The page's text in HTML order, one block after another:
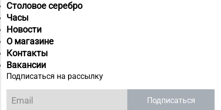
Столовое серебро
Часы
Новости
О магазине
Контакты
Вакансии
Подписаться на рассылку
Подписаться